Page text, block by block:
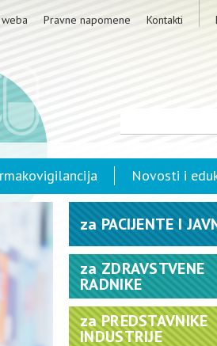
Pravne napomene Kontakti
Novosti i
za PACIJENTE I
za ZDRAVSTVENE
RADNIKE
zaPREDSTAVNIKE
INDUSTRIJE